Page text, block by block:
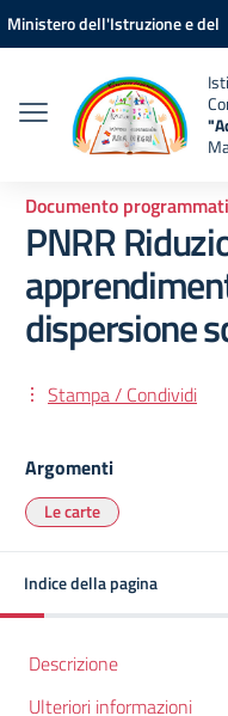
Vai ai contenuti
Vai al menu di navigazione
Vai al footer
Ministero dell'Istruzione e del
Documento
PNRR
dispersione
Stampa / Condividi
Argomenti
Le carte
Indice della pagina
Descrizione
Ulteriori informazioni